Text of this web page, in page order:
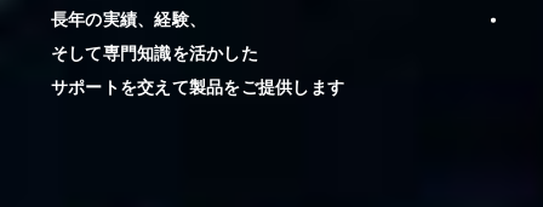
長年の実績、経験、
そして専門知識を活かした
サポートを交えて製品をご提供します